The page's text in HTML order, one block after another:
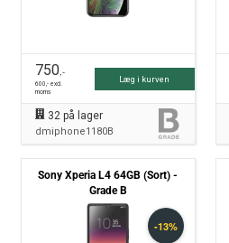
750,-
600,- excl.
moms
Læg i kurven
32på lager
dmiphone1180B
Sony Xperia L4 64GB (Sort) -
Grade B